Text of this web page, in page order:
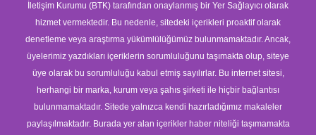
İletişim Kurumu (BTK) tarafından onaylanmış bir Yer Sağlayıcı olarak
hizmet vermektedir. Bu nedenle, sitedeki içerikleri proaktif olarak
denetleme veya araştırma yükümlülüğümüz bulunmamaktadır. Ancak,
üyelerimiz yazdıkları içeriklerin sorumluluğunu taşımakta olup, siteye
üye olarak bu sorumluluğu kabul etmiş sayılırlar. Bu internet sitesi,
herhangi bir marka, kurum veya şahıs şirketi ile hiçbir bağlantısı
bulunmamaktadır. Sitede yalnızca kendi hazırladığımız makaleler
paylaşılmaktadır. Burada yer alan içerikler haber niteliği taşımamakta